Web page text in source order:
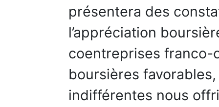
présentera des
l’appréciation
coentreprises franco-
boursières
indifférentes nous